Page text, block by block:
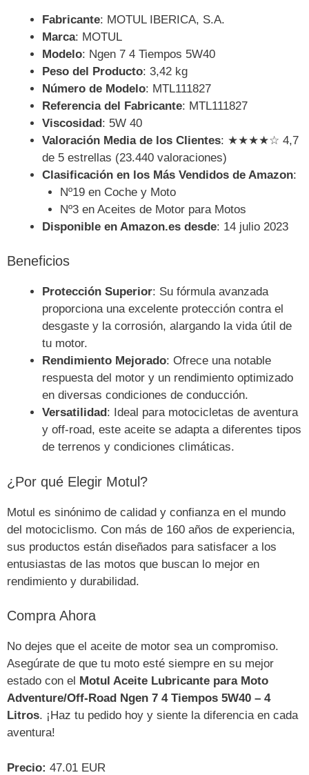
Fabricante: MOTUL IBERICA, S.A.
Marca: MOTUL
Modelo: Ngen 7 4 Tiempos 5W40
Peso del Producto: 3,42 kg
Número de Modelo: MTL111827
Referencia del Fabricante: MTL111827
Viscosidad: 5W 40
Valoración Media de los Clientes: ★★★★☆ 4,7
de 5 estrellas (23.440 valoraciones)
Clasificación en los Más Vendidos de Amazon:
Nº19 en Coche y Moto
Nº3 en Aceites de Motor para Motos
Disponible en Amazon.es desde: 14 julio 2023
Beneficios
Protección Superior: Su fórmula avanzada
proporciona una excelente protección contra el
desgaste y la corrosión, alargando la vida útil de
tu motor.
Rendimiento Mejorado: Ofrece una notable
respuesta del motor y un rendimiento optimizado
en diversas condiciones de conducción.
Versatilidad: Ideal para motocicletas de aventura
y off-road, este aceite se adapta a diferentes tipos
de terrenos y condiciones climáticas.
¿Por qué Elegir Motul?
Motul es sinónimo de calidad y confianza en el mundo
del motociclismo. Con más de 160 años de experiencia,
sus productos están diseñados para satisfacer a los
entusiastas de las motos que buscan lo mejor en
rendimiento y durabilidad.
Compra Ahora
No dejes que el aceite de motor sea un compromiso.
Asegúrate de que tu moto esté siempre en su mejor
estado con el Motul Aceite Lubricante para Moto
Adventure/Off-Road Ngen 7 4 Tiempos 5W40 – 4
Litros. ¡Haz tu pedido hoy y siente la diferencia en cada
aventura!
Precio: 47.01 EUR